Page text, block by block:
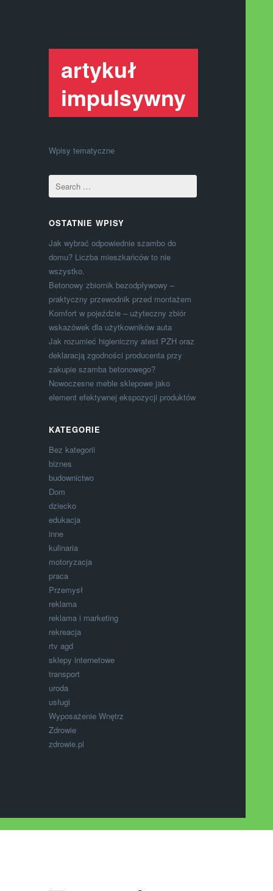
artykuł
impulsywny
Wpisy tematyczne
OSTATNIE WPISY
Jak wybrać odpowiednie szambo do
domu? Liczba mieszkańców to nie
wszystko.
Betonowy zbiornik bezodpływowy –
praktyczny przewodnik przed montażem
Komfort w pojeździe – użyteczny zbiór
wskazówek dla użytkowników auta
Jak rozumieć higieniczny atest PZH oraz
deklaracją zgodności producenta przy
zakupie szamba betonowego?
Nowoczesne meble sklepowe jako
element efektywnej ekspozycji produktów
KATEGORIE
Bez kategorii
biznes
budownictwo
Dom
dziecko
edukacja
inne
kulinaria
motoryzacja
praca
Przemysł
reklama
reklama i marketing
rekreacja
rtv agd
sklepy internetowe
transport
uroda
usługi
Wyposażenie Wnętrz
Zdrowie
zdrowie.pl